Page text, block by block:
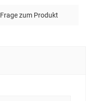
Frage zum Produkt